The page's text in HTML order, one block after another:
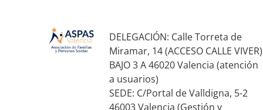
DELEGACIÓN: Calle Torreta de
Miramar, 14 (ACCESO CALLE VIVER)
BAJO 3 A 46020 Valencia (atención
a usuarios)
SEDE: C/Portal de Valldigna, 5-2
46003 Valencia (Gestión y